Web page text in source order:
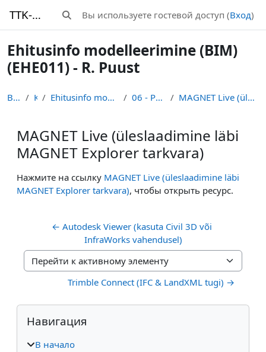
TTK-Moodle Изменить данные поисковой строки
Вы используете гостевой доступ (Вход)
Ehitusinfo modelleerimine (BIM)
(EHE011) - R. Puust
В начало Курсы Ehitusinfo modelleerimine (BIM) (EHE011) - R. Puust 06 - Projektipõhine koostöö MAGNET Live (üleslaadimine läbi MAGNET Explorer tarkvara)
MAGNET Live (üleslaadimine läbi
MAGNET Explorer tarkvara)
Требуемые условия завершения
Нажмите на ссылку MAGNET Live (üleslaadimine läbi
MAGNET Explorer tarkvara), чтобы открыть ресурс.
← Autodesk Viewer (kasuta Civil 3D või
InfraWorks vahendusel)
Перейти к активному элементу
Trimble Connect (IFC & LandXML tugi) →
Блоки
Пропустить Навигация
Навигация
В начало